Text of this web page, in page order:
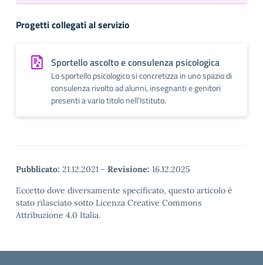
Progetti collegati al servizio
Sportello ascolto e consulenza psicologica
Lo sportello psicologico si concretizza in uno spazio di
consulenza rivolto ad alunni, insegnanti e genitori
presenti a vario titolo nell’Istituto.
Pubblicato: 21.12.2021 - Revisione: 16.12.2025
Eccetto dove diversamente specificato, questo articolo è
stato rilasciato sotto Licenza Creative Commons
Attribuzione 4.0 Italia.